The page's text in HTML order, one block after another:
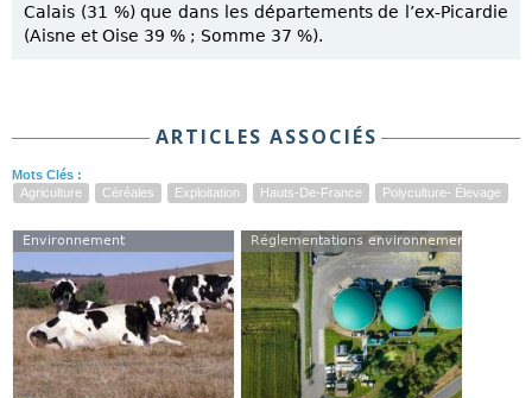
Calais (31 %) que dans les départements de l’ex-Picardie
(Aisne et Oise 39 % ; Somme 37 %).
ARTICLES ASSOCIÉS
Mots Clés :
Agriculture
Céréales Exploitation Hauts-De-France Polyculture- Élevage
Environnement Réglementations environnementales